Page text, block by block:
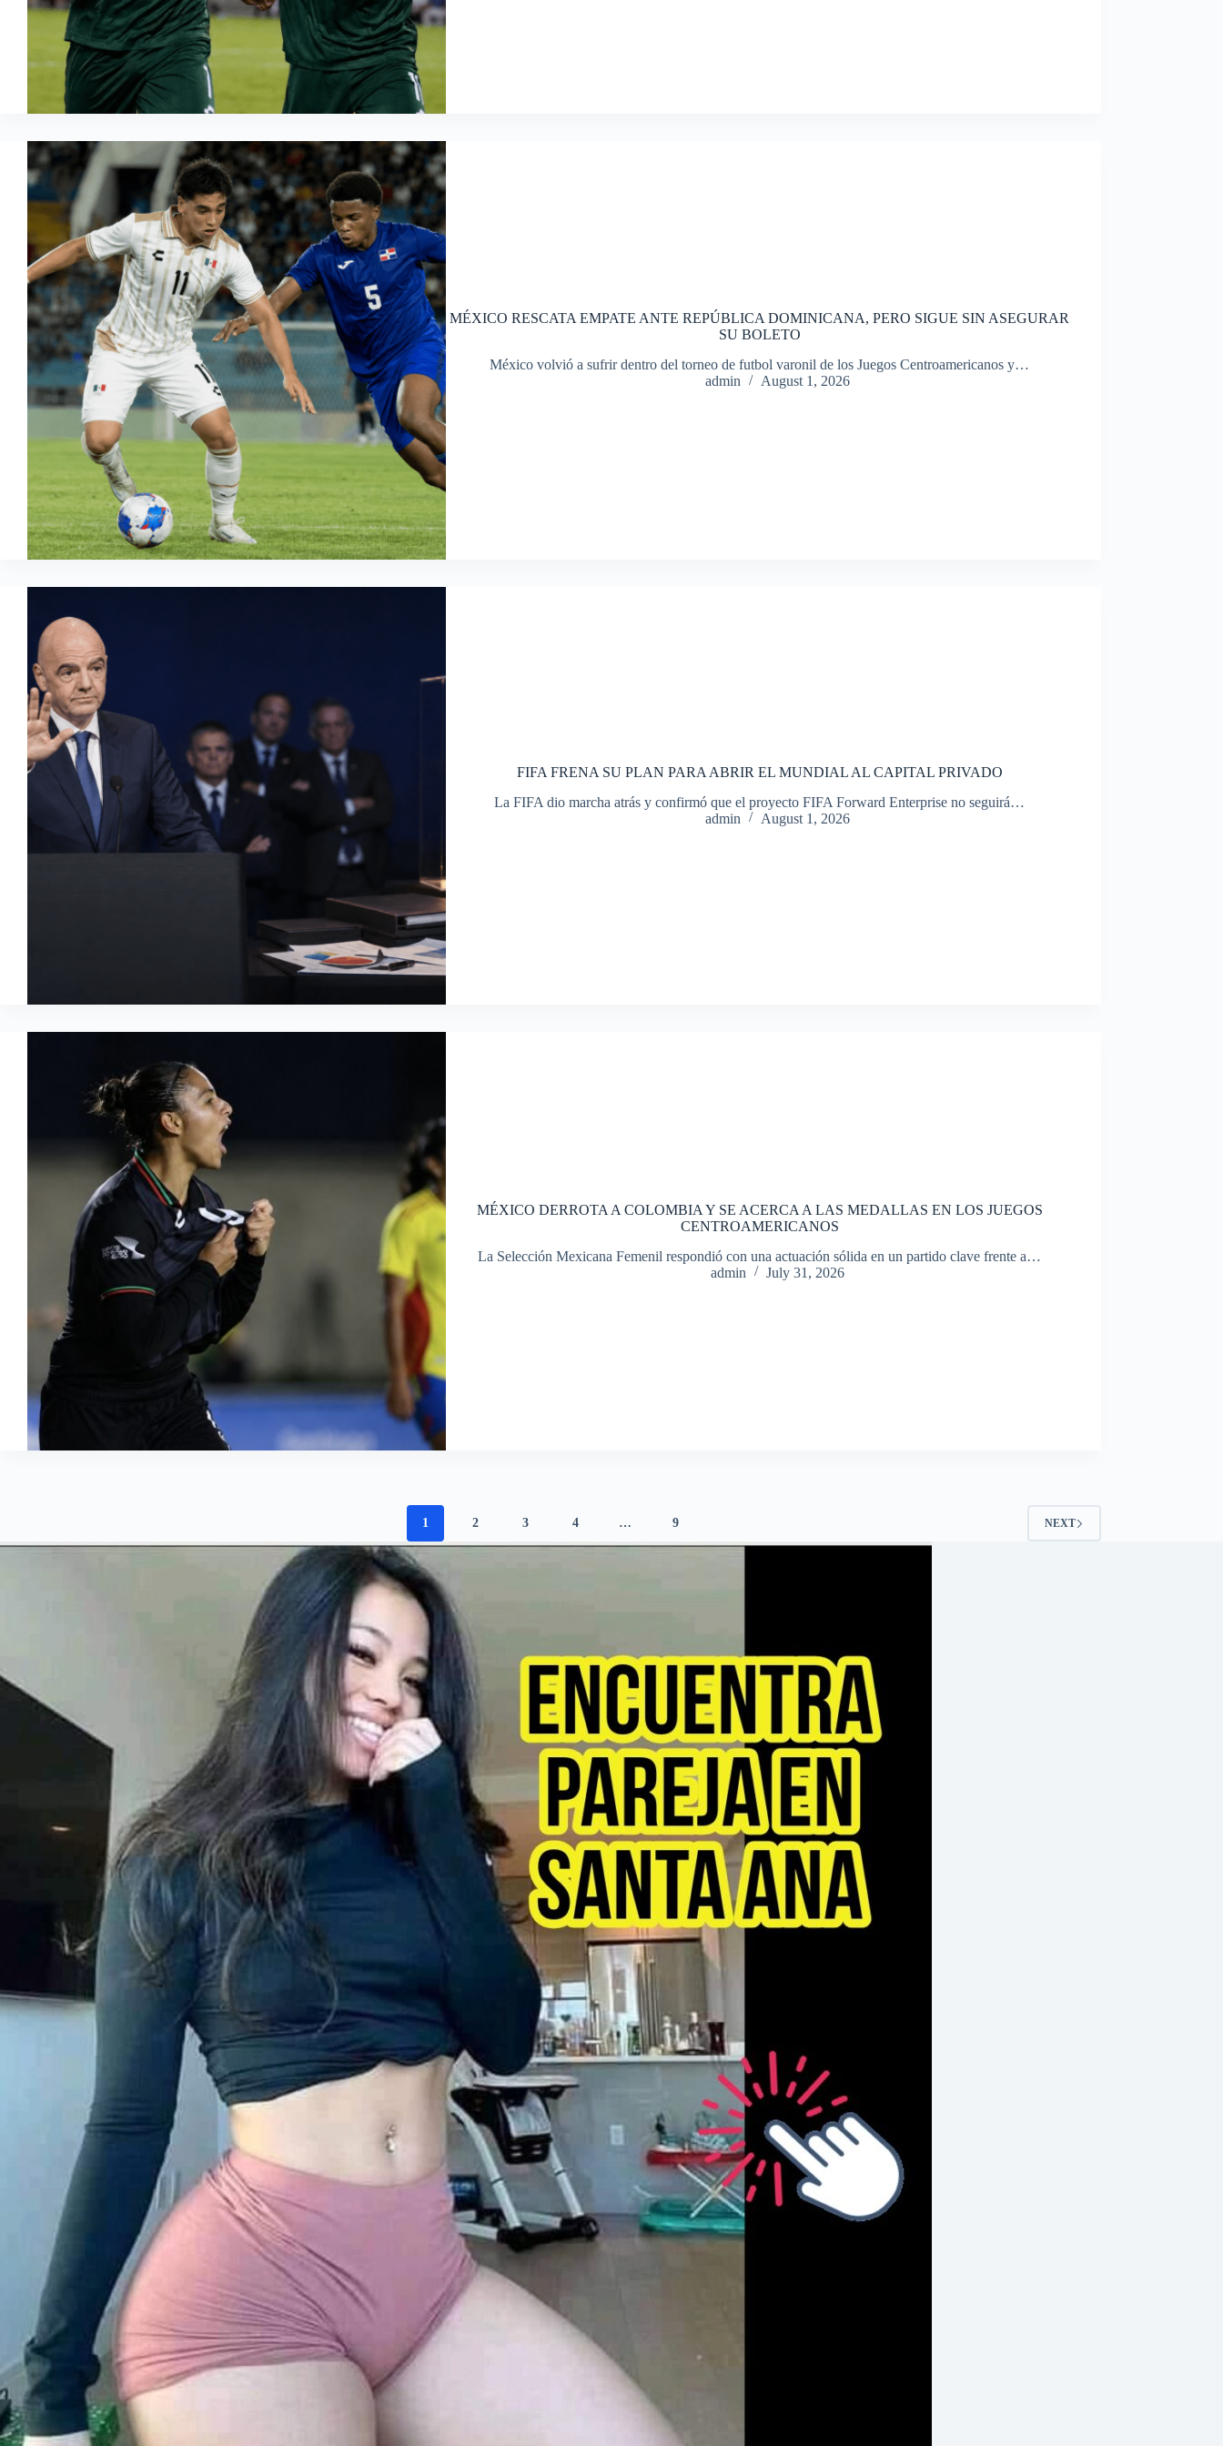
MÉXICO RESCATA EMPATE ANTE REPÚBLICA DOMINICANA, PERO SIGUE SIN ASEGURAR
SU BOLETO
México volvió a sufrir dentro del torneo de futbol varonil de los Juegos Centroamericanos y…
admin
August 1, 2026
FIFA FRENA SU PLAN PARA ABRIR EL MUNDIAL AL CAPITAL PRIVADO
La FIFA dio marcha atrás y confirmó que el proyecto FIFA Forward Enterprise no seguirá…
admin
August 1, 2026
MÉXICO DERROTA A COLOMBIA Y SE ACERCA A LAS MEDALLAS EN LOS JUEGOS
CENTROAMERICANOS
La Selección Mexicana Femenil respondió con una actuación sólida en un partido clave frente a…
admin
July 31, 2026
1 2 3 4 … 9 NEXT